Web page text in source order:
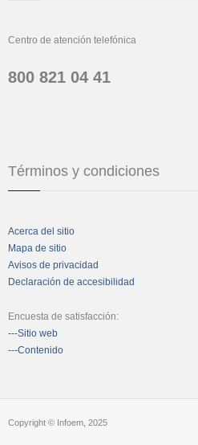
Centro de atención telefónica
800 821 04 41
Términos y condiciones
Acerca del sitio
Mapa de sitio
Avisos de privacidad
Declaración de accesibilidad
Encuesta de satisfacción:
---Sitio web
---Contenido
Copyright © Infoem, 2025